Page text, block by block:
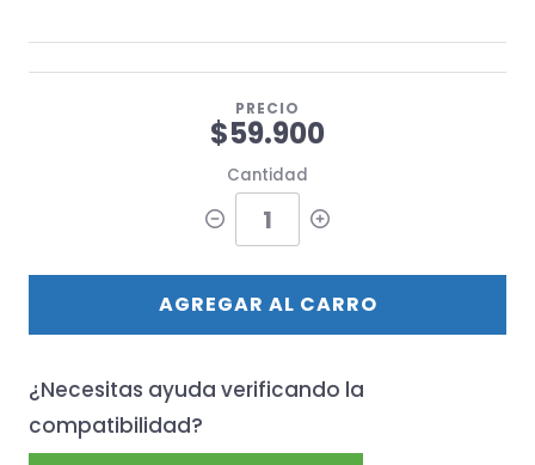
PRECIO
$59.900
Cantidad
AGREGAR AL CARRO
¿Necesitas ayuda verificando la
compatibilidad?